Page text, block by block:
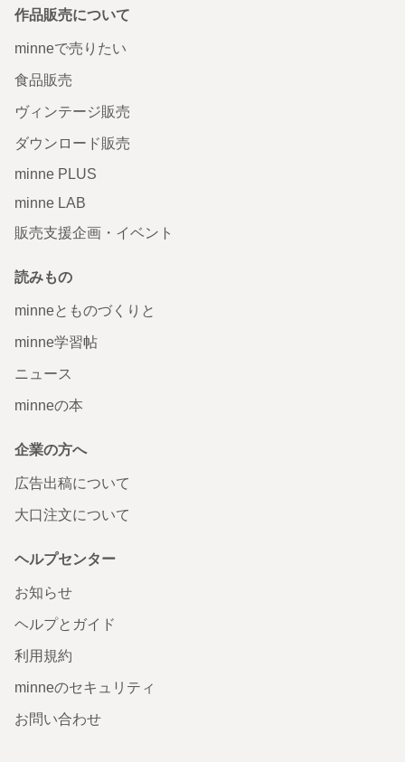
作品販売について
minneで売りたい
食品販売
ヴィンテージ販売
ダウンロード販売
minne PLUS
minne LAB
販売支援企画・イベント
読みもの
minneとものづくりと
minne学習帖
ニュース
minneの本
企業の方へ
広告出稿について
大口注文について
ヘルプセンター
お知らせ
ヘルプとガイド
利用規約
minneのセキュリティ
お問い合わせ